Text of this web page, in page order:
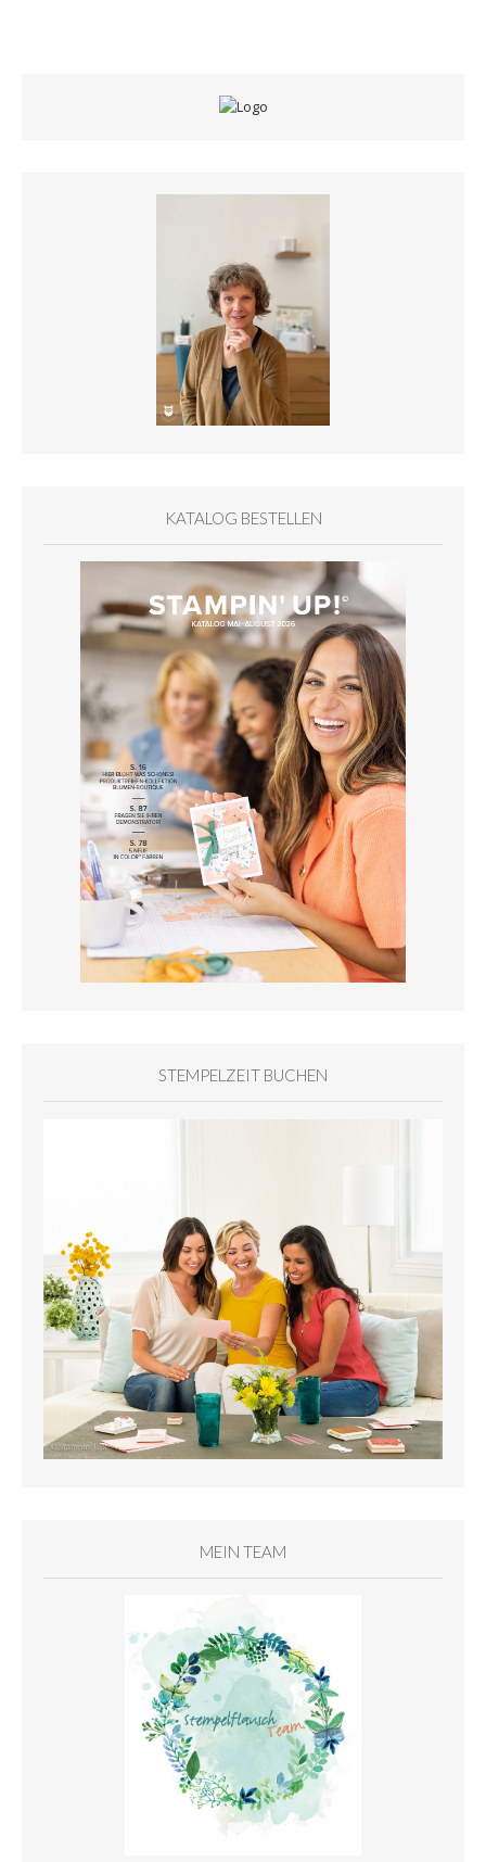
KATALOG BESTELLEN
STEMPELZEIT BUCHEN
MEIN TEAM